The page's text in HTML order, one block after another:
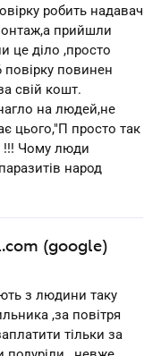
робить надавач
прийшли
це діло ,просто
повинен
свій кошт.
на людей,не
цього,"П просто так
!!! Чому люди
народ
(google)
з людини таку
,за повітря
тільки за